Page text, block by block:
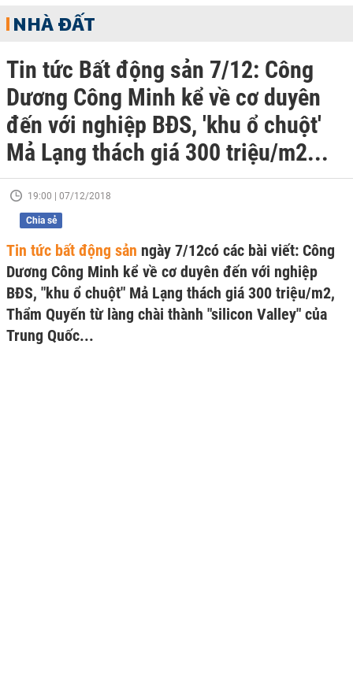
NHÀ ĐẤT
Tin tức Bất động sản 7/12: Công
Dương Công Minh kể về cơ duyên
đến với nghiệp BĐS, 'khu ổ chuột'
Mả Lạng thách giá 300 triệu/m2...
19:00 | 07/12/2018
Chia sẻ
Tin tức bất động sản ngày 7/12có các bài viết: Công
Dương Công Minh kể về cơ duyên đến với nghiệp
BĐS, "khu ổ chuột" Mả Lạng thách giá 300 triệu/m2,
Thẩm Quyến từ làng chài thành "silicon Valley" của
Trung Quốc...